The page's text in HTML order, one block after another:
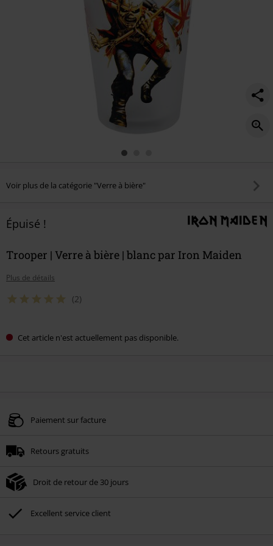
Voir plus de la catégorie "Verre à bière"
Épuisé !
Trooper | Verre à bière | blanc par Iron Maiden
Plus de détails
(2)
Cet article n'est actuellement pas disponible.
Paiement sur facture
Retours gratuits
Droit de retour de 30 jours
Excellent service client